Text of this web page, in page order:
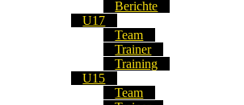
Berichte
U17
Team
Trainer
Training
U15
Team